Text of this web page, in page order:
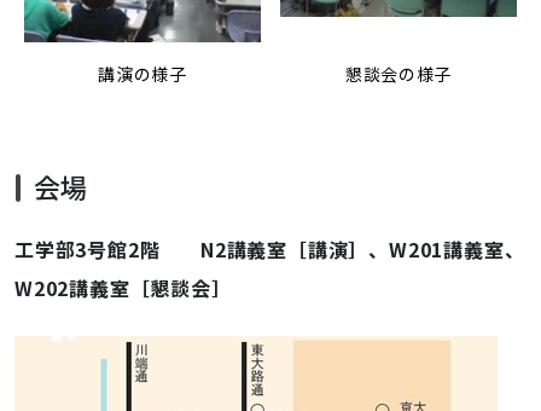
講演の様子 懇談会の様子
会場
工学部3号館2階 N2講義室［講演］、W201講義室、
W202講義室［懇談会］